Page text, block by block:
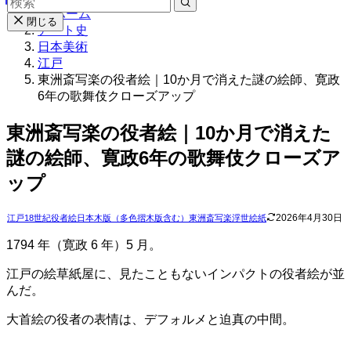
ホーム
アート史
日本美術
江戸
東洲斎写楽の役者絵｜10か月で消えた謎の絵師、寛政
6年の歌舞伎クローズアップ
東洲斎写楽の役者絵｜10か月で消えた
謎の絵師、寛政6年の歌舞伎クローズア
ップ
江戸18世紀役者絵日本木版（多色摺木版含む） 東洲斎写楽浮世絵紙 2026年4月30日
1794 年（寛政 6 年）5 月。
江戸の絵草紙屋に、見たこともないインパクトの役者絵が並
んだ。
大首絵の役者の表情は、デフォルメと迫真の中間。
閉じる